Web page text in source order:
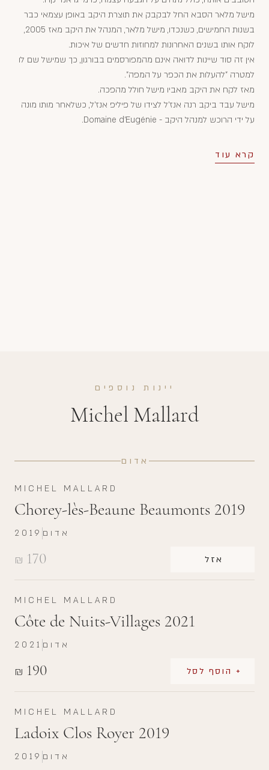
מישל מלאר הסבא החל לבקבק את תוצרת היקב באופן עצמאי כבר
בשנות החמישים, כשנכדו, מישל מלאר, המנהל את היקב מאז 2005,
לוקח אותו בשנים האחרונות למחוזות חדשים של איכות.
אין זה סוד שיינות לדואה אינם מהמפורסמים בבורגון, כך שמישל שם לו
למטרה "להעלות את הכפר על המפה".
מאז לקח את היקב מאביו מישל חולל מהפכה.
מישל עבד ביקב רנה אנז'ל לצידו של פיליפ אנז'ל, כשלאחר מותו מונה
על ידי הרוכש למנהל היקב - Domaine d’Eugénie.
קרא עוד
יינות נוספים
Michel Mallard
אדום
MICHEL MALLARD
Chorey-lès-Beaune Beaumonts 2019
₪ 170 אזל
2019 אדום
MICHEL MALLARD
Côte de Nuits-Villages 2021
₪ 190 + הוסף לסל
2021 אדום
MICHEL MALLARD
Ladoix Clos Royer 2019
2019 אדום